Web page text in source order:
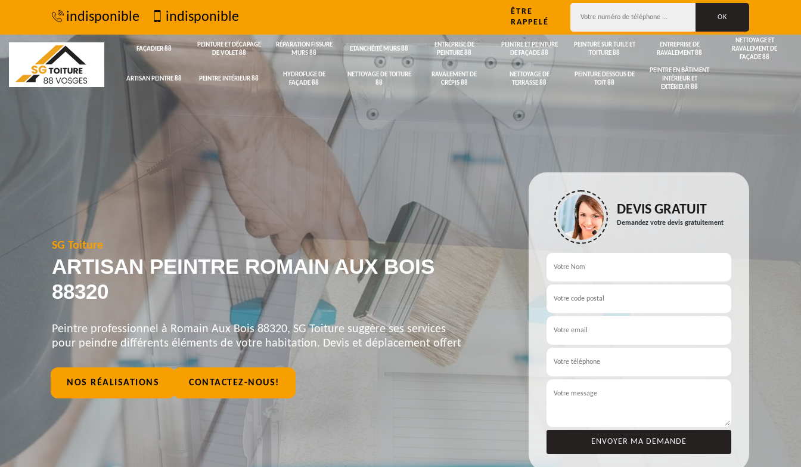
indisponible indisponible
ÊTRE
RAPPELÉ
FAÇADIER 88
PEINTURE ET DÉCAPAGE
DE VOLET 88
RÉPARATION FISSURE
MURS 88
ETANCHÉITÉ MURS 88
ENTREPRISE DE
PEINTURE 88
PEINTRE ET PEINTURE
DE FAÇADE 88
PEINTURE SUR TUILE ET
TOITURE 88
ENTREPRISE DE
RAVALEMENT 88
NETTOYAGE ET
RAVALEMENT DE
FAÇADE 88
ARTISAN PEINTRE 88 PEINTRE INTÉRIEUR 88
HYDROFUGE DE
FAÇADE 88
NETTOYAGE DE TOITURE
88
RAVALEMENT DE
CRÉPIS 88
NETTOYAGE DE
TERRASSE 88
PEINTURE DESSOUS DE
TOIT 88
PEINTRE EN BÂTIMENT
INTÉRIEUR ET
EXTÉRIEUR 88
SG Toiture
ARTISAN PEINTRE ROMAIN AUX BOIS
88320
Peintre professionnel à Romain Aux Bois 88320, SG Toiture suggère ses services
pour peindre différents éléments de votre habitation. Devis et déplacement offert
NOS RÉALISATIONS CONTACTEZ-NOUS!
DEVIS GRATUIT
Demandez votre devis gratuitement